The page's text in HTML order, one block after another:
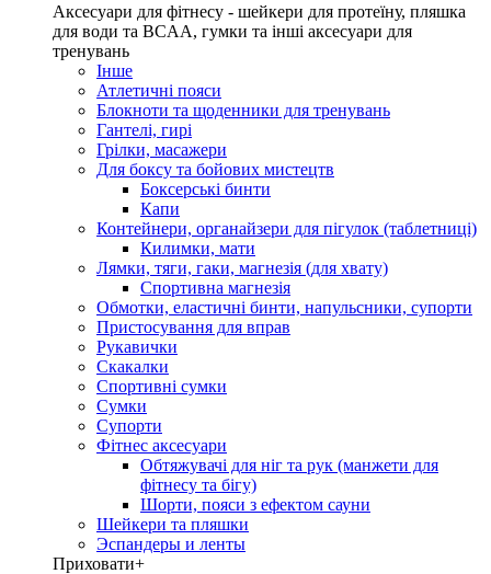
Аксесуари для фітнесу - шейкери для протеїну, пляшка
для води та BCAA, гумки та інші аксесуари для
тренувань
Інше
Атлетичні пояси
Блокноти та щоденники для тренувань
Гантелі, гирі
Грілки, масажери
Для боксу та бойових мистецтв
Боксерські бинти
Капи
Контейнери, органайзери для пігулок (таблетниці)
Килимки, мати
Лямки, тяги, гаки, магнезія (для хвату)
Спортивна магнезія
Обмотки, еластичні бинти, напульсники, супорти
Пристосування для вправ
Рукавички
Скакалки
Спортивні сумки
Сумки
Супорти
Фітнес аксесуари
Обтяжувачі для ніг та рук (манжети для
фітнесу та бігу)
Шорти, пояси з ефектом сауни
Шейкери та пляшки
Эспандеры и ленты
Приховати+